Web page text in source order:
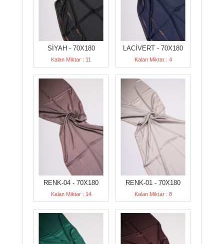
SİYAH - 70X180
Kalan Miktar : 11
LACİVERT - 70X180
Kalan Miktar : 4
RENK-04 - 70X180
Kalan Miktar : 14
RENK-01 - 70X180
Kalan Miktar : 8